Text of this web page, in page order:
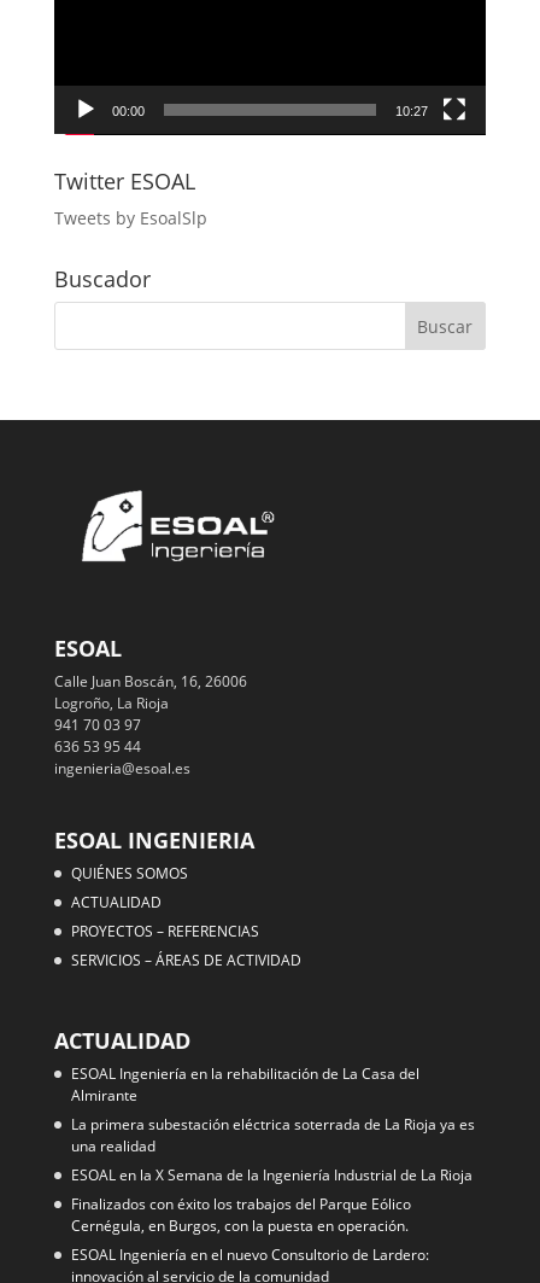
00:00 10:27
Twitter ESOAL
Tweets by EsoalSlp
Buscador
ESOAL
Calle Juan Boscán, 16, 26006
Logroño, La Rioja
941 70 03 97
636 53 95 44
ingenieria@esoal.es
ESOAL INGENIERIA
QUIÉNES SOMOS
ACTUALIDAD
PROYECTOS – REFERENCIAS
SERVICIOS – ÁREAS DE ACTIVIDAD
ACTUALIDAD
ESOAL Ingeniería en la rehabilitación de La Casa del
Almirante
La primera subestación eléctrica soterrada de La Rioja ya es
una realidad
ESOAL en la X Semana de la Ingeniería Industrial de La Rioja
Finalizados con éxito los trabajos del Parque Eólico
Cernégula, en Burgos, con la puesta en operación.
ESOAL Ingeniería en el nuevo Consultorio de Lardero:
innovación al servicio de la comunidad